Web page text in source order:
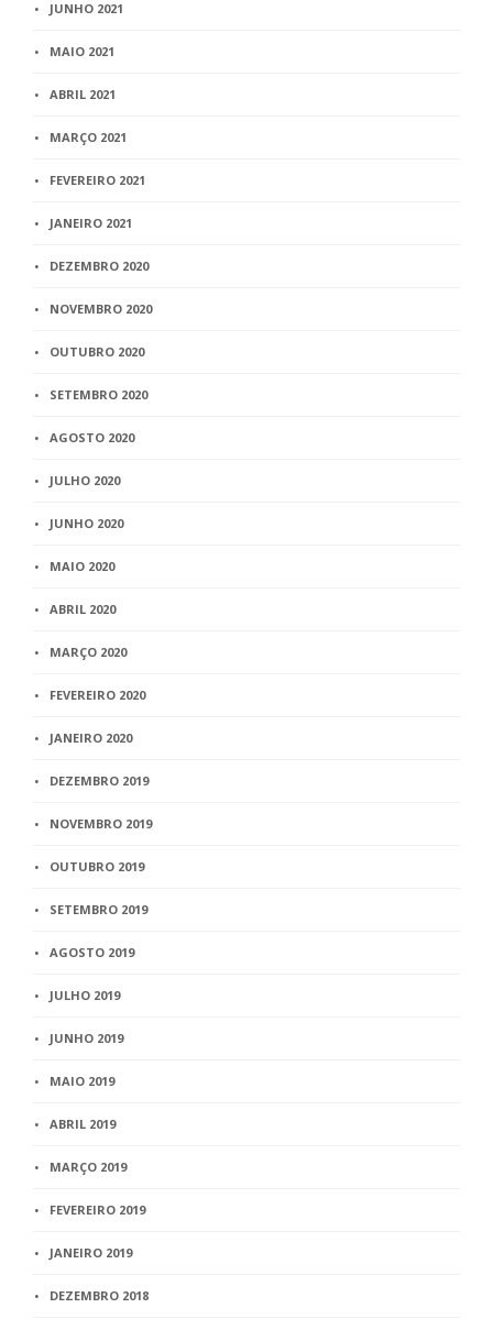
JUNHO 2021
MAIO 2021
ABRIL 2021
MARÇO 2021
FEVEREIRO 2021
JANEIRO 2021
DEZEMBRO 2020
NOVEMBRO 2020
OUTUBRO 2020
SETEMBRO 2020
AGOSTO 2020
JULHO 2020
JUNHO 2020
MAIO 2020
ABRIL 2020
MARÇO 2020
FEVEREIRO 2020
JANEIRO 2020
DEZEMBRO 2019
NOVEMBRO 2019
OUTUBRO 2019
SETEMBRO 2019
AGOSTO 2019
JULHO 2019
JUNHO 2019
MAIO 2019
ABRIL 2019
MARÇO 2019
FEVEREIRO 2019
JANEIRO 2019
DEZEMBRO 2018